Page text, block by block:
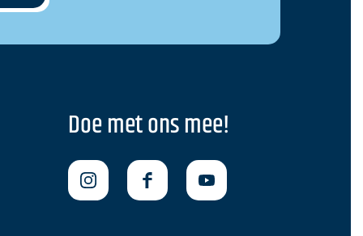
Doe met ons mee!